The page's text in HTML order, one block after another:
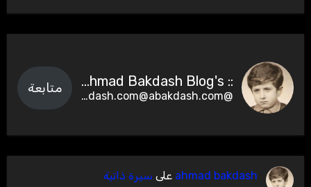
:: Ahmad Bakdash Blog's ::
@abakdash.com@abakdash.com
متابعة
ahmad bakdash على سيرة ذاتية